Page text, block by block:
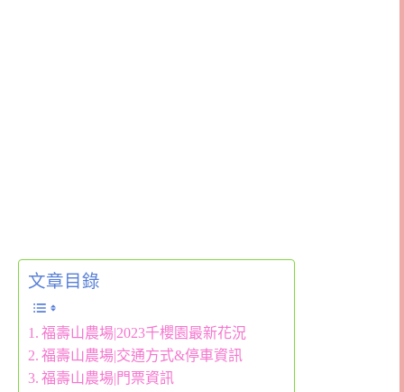
文章目錄
福壽山農場|2023千櫻園最新花況
福壽山農場|交通方式&停車資訊
福壽山農場|門票資訊